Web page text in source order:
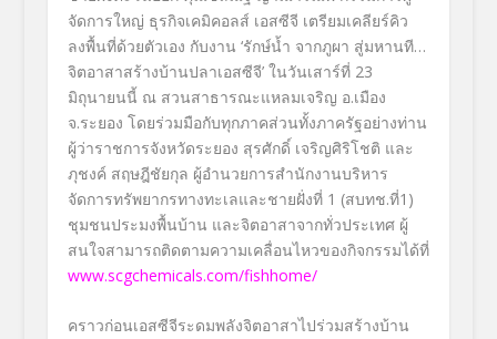
จัดการใหญ่ ธุรกิจเคมิคอลส์ เอสซีจี เตรียมเคลียร์คิว
ลงพื้นที่ด้วยตัวเอง กับงาน ‘รักษ์น้ำ จากภูผา สู่มหานที…
จิตอาสาสร้างบ้านปลาเอสซีจี’ ในวันเสาร์ที่ 23
มิถุนายนนี้ ณ สวนสาธารณะแหลมเจริญ อ.เมือง
จ.ระยอง โดยร่วมมือกับทุกภาคส่วนทั้งภาครัฐอย่างท่าน
ผู้ว่าราชการจังหวัดระยอง สุรศักดิ์ เจริญศิริโชติ และ
ภุชงค์ สฤษฎีชัยกุล ผู้อำนวยการสำนักงานบริหาร
จัดการทรัพยากรทางทะเลและชายฝั่งที่ 1 (สบทช.ที่1)
ชุมชนประมงพื้นบ้าน และจิตอาสาจากทั่วประเทศ ผู้
สนใจสามารถติดตามความเคลื่อนไหวของกิจกรรมได้ที่
www.scgchemicals.com/fishhome/
คราวก่อนเอสซีจีระดมพลังจิตอาสาไปร่วมสร้างบ้าน